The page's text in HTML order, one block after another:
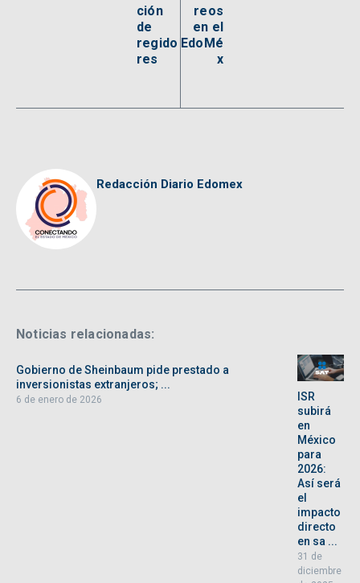
ción
de
regido
res
reos
en el
EdoMé
x
Redacción Diario Edomex
Noticias relacionadas:
Gobierno de Sheinbaum pide prestado a
inversionistas extranjeros; ...
6 de enero de 2026
ISR
subirá
en
México
para
2026:
Así será
el
impacto
directo
en sa ...
31 de
diciembre